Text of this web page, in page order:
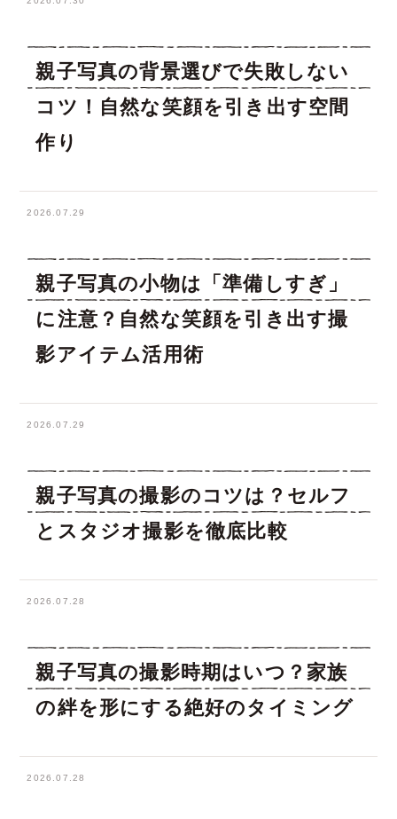
親子写真の背景選びで失敗しない
コツ！自然な笑顔を引き出す空間
作り
2026.07.29
親子写真の小物は「準備しすぎ」
に注意？自然な笑顔を引き出す撮
影アイテム活用術
2026.07.29
親子写真の撮影のコツは？セルフ
とスタジオ撮影を徹底比較
2026.07.28
親子写真の撮影時期はいつ？家族
の絆を形にする絶好のタイミング
2026.07.28